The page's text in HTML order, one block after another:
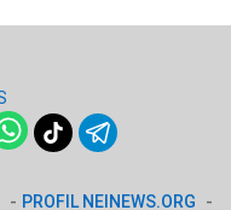
PROFIL NEINEWS.ORG